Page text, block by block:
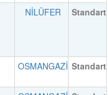
NİLÜFER Standart
OSMANGAZİ Standart